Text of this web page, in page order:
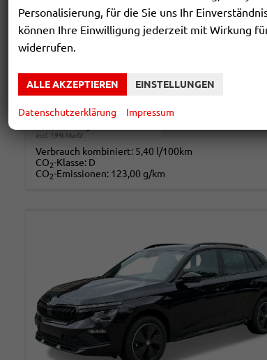
SKODA KAMIQ
ESSENCE 1,0 TSI 70KW WINTER
Fahrzeugnr. 857854 Getriebe Schalt. 5-Gang
Kraftstoff Benzin
21.490,– €
incl. 19% MwSt.
Verbrauch kombiniert: 5,40 l/100km
CO2-Klasse: D
CO2-Emissionen: 123,00 g/km
Personalisierung, für die Sie uns Ihr
können Ihre Einwilligung jederzeit mit Wirkung
widerrufen.
ALLE AKZEPTIEREN EINSTELLUNGEN
Datenschutzerklärung Impressum